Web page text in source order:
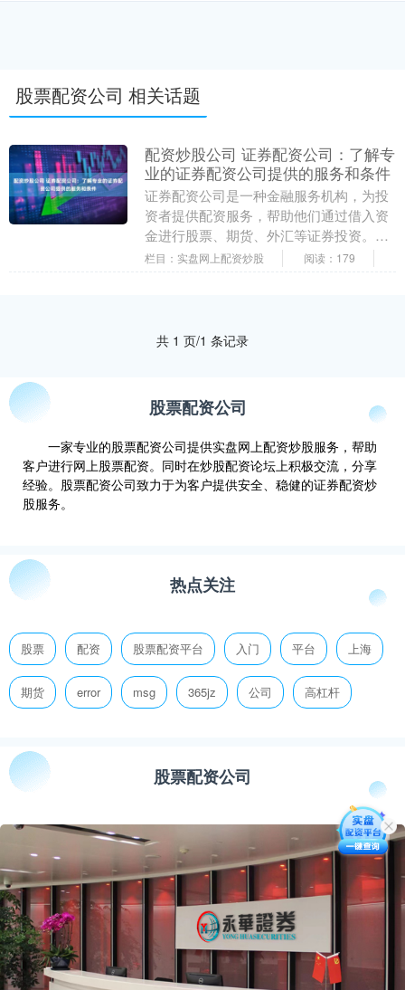
股票配资公司 相关话题
配资炒股公司 证券配资公司：了解专
业的证券配资公司提供的服务和条件
证券配资公司是一种金融服务机构，为投
资者提供配资服务，帮助他们通过借入资
金进行股票、期货、外汇等证券投资。了
解专业的证券配资公司提供的服务和条件
栏目：实盘网上配资炒股 阅读：179
共 1 页/1 条记录
股票配资公司
一家专业的股票配资公司提供实盘网上配资炒股服务，帮助
客户进行网上股票配资。同时在炒股配资论坛上积极交流，分享
经验。股票配资公司致力于为客户提供安全、稳健的证券配资炒
股服务。
热点关注
股票 配资 股票配资平台 入门 平台 上海
期货 error msg 365jz 公司 高杠杆
股票配资公司